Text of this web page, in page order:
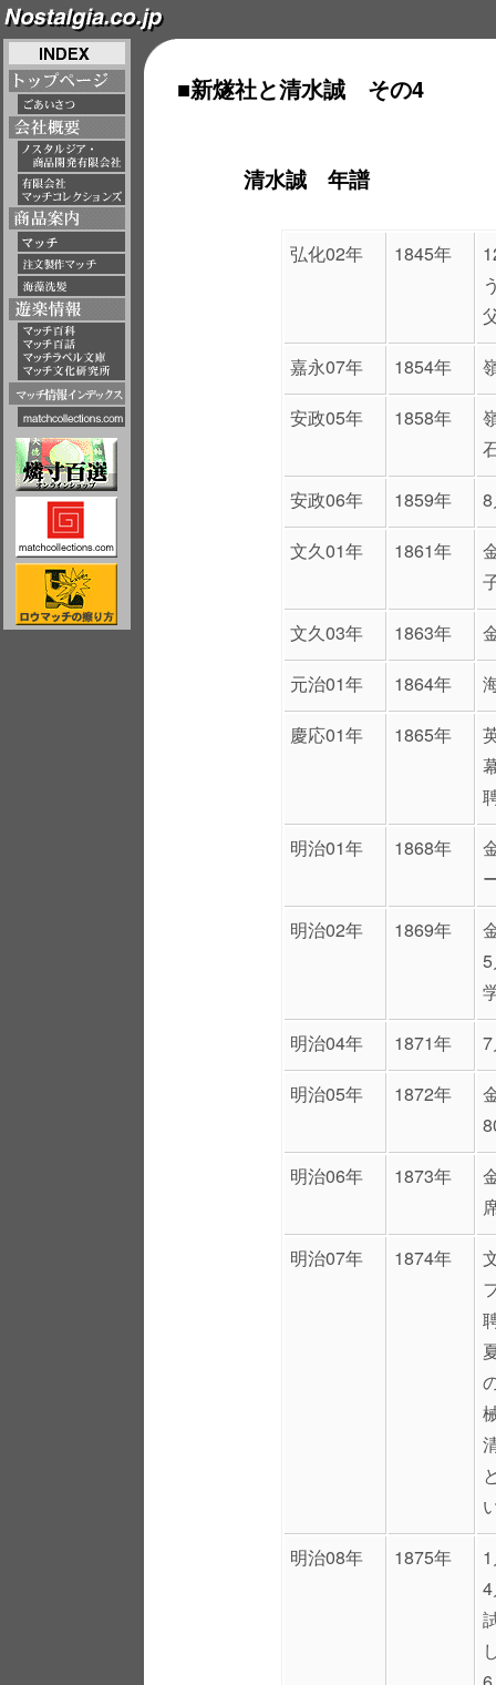
■新燧社と清水誠 その4
清水誠 年譜
弘化02年 1845年
嘉永07年
1854年
安政05年
1858年
安政06年
1859年
文久01年
1861年
文久03年
1863年
元治01年
1864年
慶応01年
1865年
明治01年
1868年
明治02年
1869年
明治04年
1871年
明治05年
1872年
明治06年
1873年
明治07年
1874年
明治08年
1875年